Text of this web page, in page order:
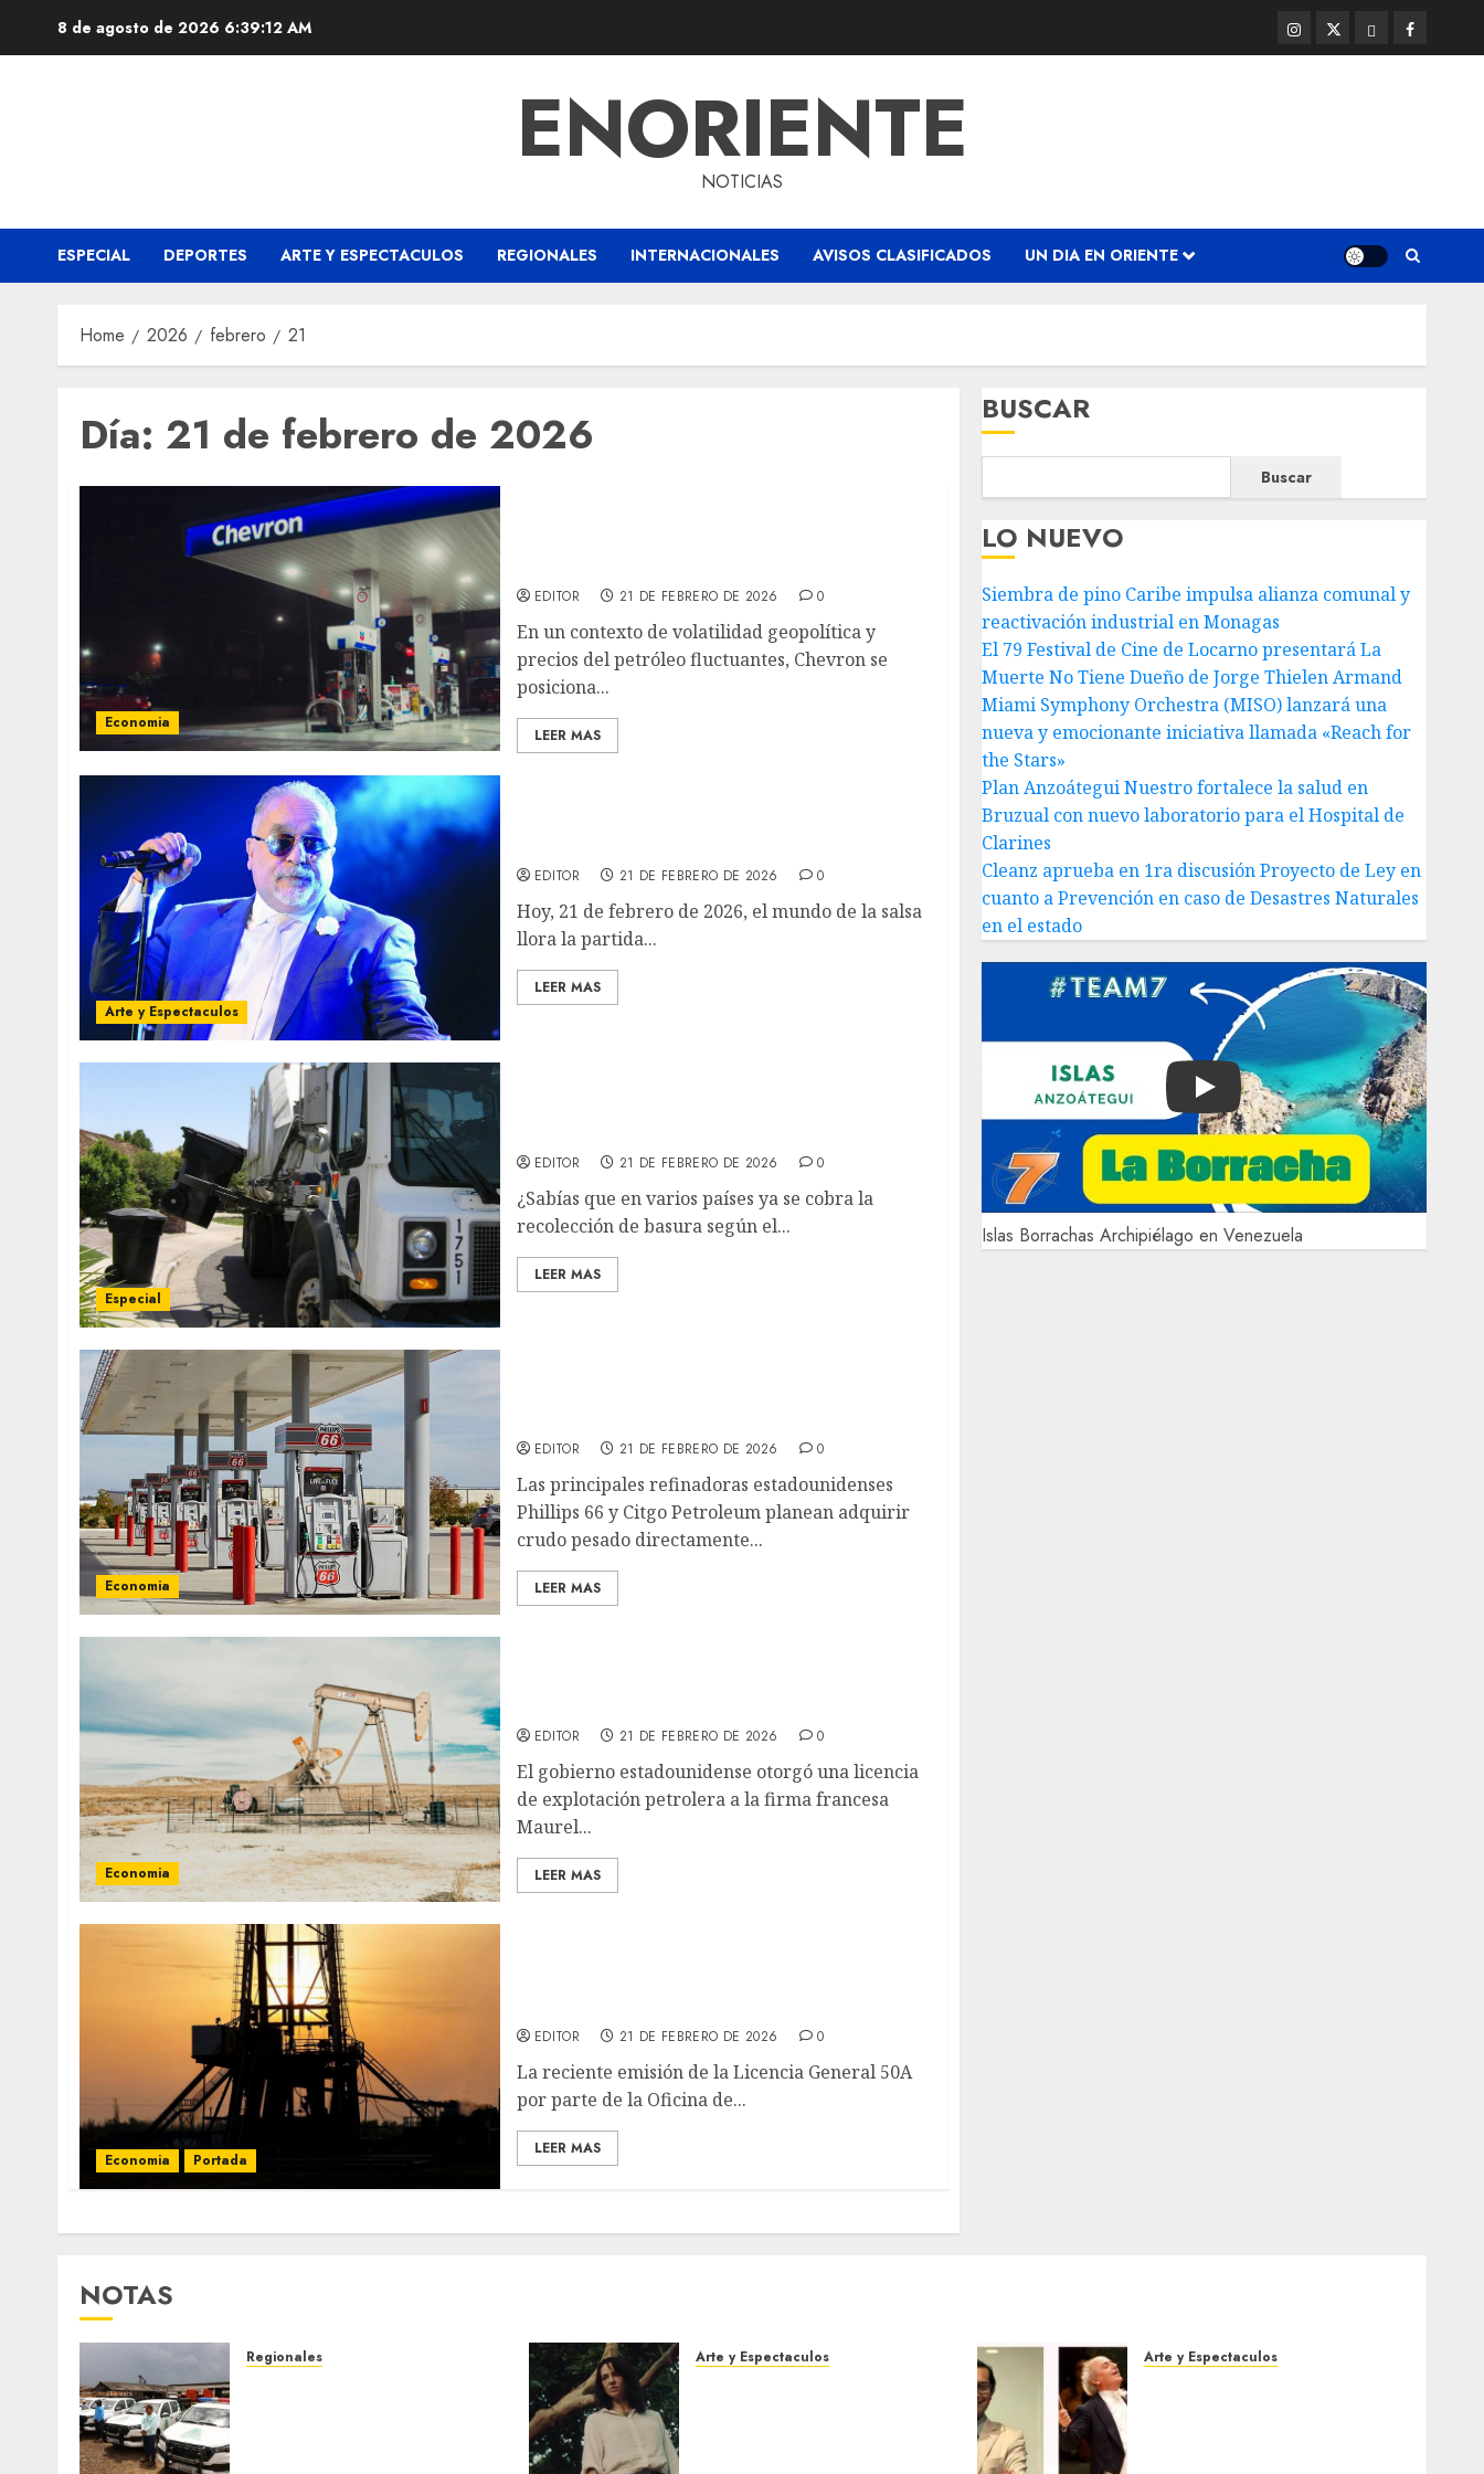
8 de agosto de 2026 6:39:12 AM
Instagram
@EnOriente
Twitter
(X)
ThreadsFacebook
ENORIENTE
NOTICIAS
ESPECIAL DEPORTES ARTE Y ESPECTACULOS REGIONALES INTERNACIONALES AVISOS CLASIFICADOS UN DIA EN ORIENTE
Home 2026 febrero 21
Día: 21 de febrero de 2026
Economia
EDITOR 21 DE FEBRERO DE 2026 0
En un contexto de volatilidad geopolítica y
precios del petróleo fluctuantes, Chevron se
posiciona...
LEER MAS
Arte y Espectaculos
EDITOR 21 DE FEBRERO DE 2026 0
Hoy, 21 de febrero de 2026, el mundo de la salsa
llora la partida...
LEER MAS
Especial
EDITOR 21 DE FEBRERO DE 2026 0
¿Sabías que en varios países ya se cobra la
recolección de basura según el...
LEER MAS
Economia
EDITOR 21 DE FEBRERO DE 2026 0
Las principales refinadoras estadounidenses
Phillips 66 y Citgo Petroleum planean adquirir
crudo pesado directamente...
LEER MAS
Economia
EDITOR 21 DE FEBRERO DE 2026 0
El gobierno estadounidense otorgó una licencia
de explotación petrolera a la firma francesa
Maurel...
LEER MAS
Economia Portada
EDITOR 21 DE FEBRERO DE 2026 0
La reciente emisión de la Licencia General 50A
por parte de la Oficina de...
LEER MAS
BUSCAR
Buscar
LO NUEVO
Siembra de pino Caribe impulsa alianza comunal y
reactivación industrial en Monagas
El 79 Festival de Cine de Locarno presentará La
Muerte No Tiene Dueño de Jorge Thielen Armand
Miami Symphony Orchestra (MISO) lanzará una
nueva y emocionante iniciativa llamada «Reach for
the Stars»
Plan Anzoátegui Nuestro fortalece la salud en
Bruzual con nuevo laboratorio para el Hospital de
Clarines
Cleanz aprueba en 1ra discusión Proyecto de Ley en
cuanto a Prevención en caso de Desastres Naturales
en el estado
Play
Islas Borrachas Archipiélago en Venezuela
NOTAS
Regionales Arte y Espectaculos Arte y Espectaculos